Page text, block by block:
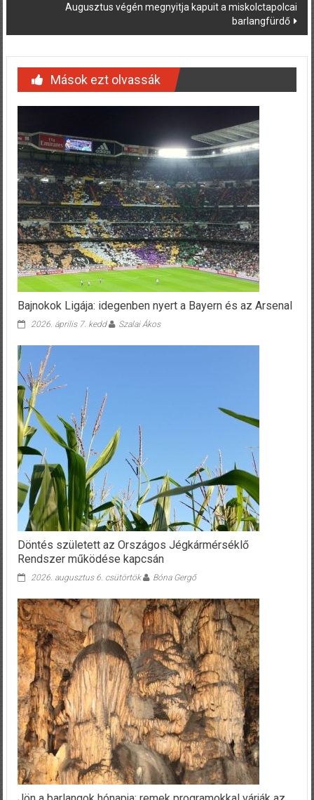
Augusztus végén megnyitja kapuit a miskolctapolcai
barlangfürdő
Mások ezt olvassák
Bajnokok Ligája: idegenben nyert a Bayern és az Arsenal
2026. április 7. kedd Szalai Ákos
Döntés született az Országos Jégkármérséklő
Rendszer működése kapcsán
2026. augusztus 6. csütörtök Bóna Gergő